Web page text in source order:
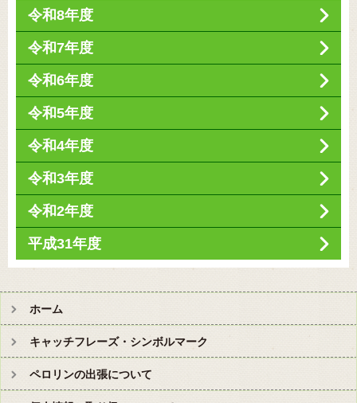
令和8年度
令和7年度
令和6年度
令和5年度
令和4年度
令和3年度
令和2年度
平成31年度
ホーム
キャッチフレーズ・シンボルマーク
ペロリンの出張について